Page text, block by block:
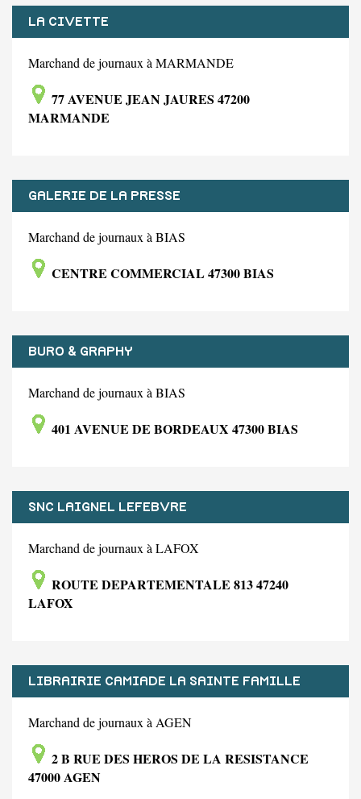
LA CIVETTE
Marchand de journaux à MARMANDE
77 AVENUE JEAN JAURES 47200
MARMANDE
GALERIE DE LA PRESSE
Marchand de journaux à BIAS
CENTRE COMMERCIAL 47300 BIAS
BURO & GRAPHY
Marchand de journaux à BIAS
401 AVENUE DE BORDEAUX 47300 BIAS
SNC LAIGNEL LEFEBVRE
Marchand de journaux à LAFOX
ROUTE DEPARTEMENTALE 813 47240
LAFOX
LIBRAIRIE CAMIADE LA SAINTE FAMILLE
Marchand de journaux à AGEN
2 B RUE DES HEROS DE LA RESISTANCE
47000 AGEN